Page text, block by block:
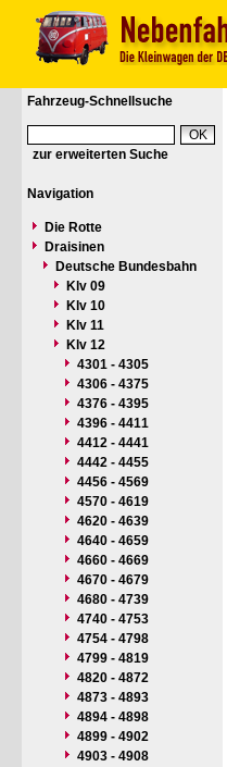
Fahrzeug-Schnellsuche
zur erweiterten Suche
Navigation
Die Rotte
Draisinen
Deutsche Bundesbahn
Klv 09
Klv 10
Klv 11
Klv 12
4301 - 4305
4306 - 4375
4376 - 4395
4396 - 4411
4412 - 4441
4442 - 4455
4456 - 4569
4570 - 4619
4620 - 4639
4640 - 4659
4660 - 4669
4670 - 4679
4680 - 4739
4740 - 4753
4754 - 4798
4799 - 4819
4820 - 4872
4873 - 4893
4894 - 4898
4899 - 4902
4903 - 4908